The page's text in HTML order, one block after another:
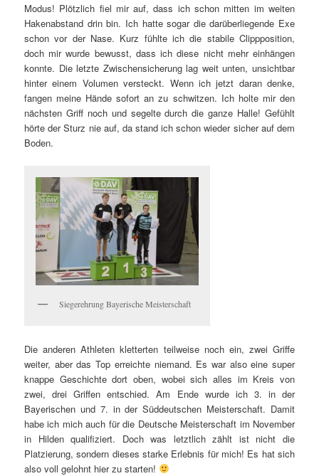
Modus! Plötzlich fiel mir auf, dass ich schon mitten im weiten
Hakenabstand drin bin. Ich hatte sogar die darüberliegende Exe
schon vor der Nase. Kurz fühlte ich die stabile Clippposition,
doch mir wurde bewusst, dass ich diese nicht mehr einhängen
konnte. Die letzte Zwischensicherung lag weit unten, unsichtbar
hinter einem Volumen versteckt. Wenn ich jetzt daran denke,
fangen meine Hände sofort an zu schwitzen. Ich holte mir den
nächsten Griff noch und segelte durch die ganze Halle! Gefühlt
hörte der Sturz nie auf, da stand ich schon wieder sicher auf dem
Boden.
Siegerehrung Bayerische Meisterschaft
Die anderen Athleten kletterten teilweise noch ein, zwei Griffe
weiter, aber das Top erreichte niemand. Es war also eine super
knappe Geschichte dort oben, wobei sich alles im Kreis von
zwei, drei Griffen entschied. Am Ende wurde ich 3. in der
Bayerischen und 7. in der Süddeutschen Meisterschaft. Damit
habe ich mich auch für die Deutsche Meisterschaft im November
in Hilden qualifiziert. Doch was letztlich zählt ist nicht die
Platzierung, sondern dieses starke Erlebnis für mich! Es hat sich
also voll gelohnt hier zu starten!